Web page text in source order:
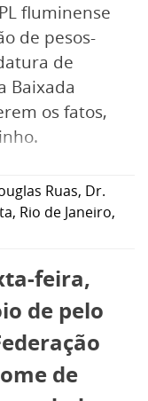
fluminense
de pesos-
de
Baixada
os fatos,
Ruas, Dr.
, Rio de Janeiro,
feira,
de pelo
de